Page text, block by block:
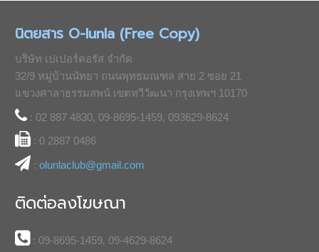
นิตยสาร O-lunla (Free Copy)
บริษัท เปเปอร์คอรัส จำกัด
32/9 หมู่บ้านนัทยา ถนนพุทธมณฑล สาย 2 ซอย 21
แขวงศาลาธรรมสพน์ เขตทวีวัฒนา กรุงเทพฯ 10170
: 02 887 4830, 09-8695-1459, 093629-8624
: 0 2887 0486
: olunlaclub@gmail.com
ติดต่อลงโฆษณา
: 09-8695-1459, 09-4629-8624